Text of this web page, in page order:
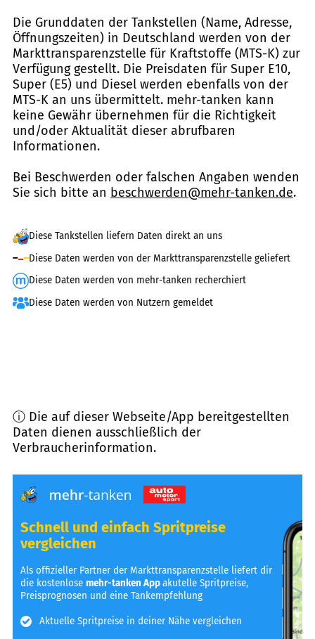
Die Grunddaten der Tankstellen (Name, Adresse,
Öffnungszeiten) in Deutschland werden von der
Markttransparenzstelle für Kraftstoffe (MTS-K) zur
Verfügung gestellt. Die Preisdaten für Super E10,
Super (E5) und Diesel werden ebenfalls von der
MTS-K an uns übermittelt. mehr-tanken kann
keine Gewähr übernehmen für die Richtigkeit
und/oder Aktualität dieser abrufbaren
Informationen.
Bei Beschwerden oder falschen Angaben wenden
Sie sich bitte an beschwerden@mehr-tanken.de.
Diese Tankstellen liefern Daten direkt an uns
Diese Daten werden von der Markttransparenzstelle geliefert
Diese Daten werden von mehr-tanken recherchiert
Diese Daten werden von Nutzern gemeldet
ⓘ Die auf dieser Webseite/App bereitgestellten
Daten dienen ausschließlich der
Verbraucherinformation.
Schnell und einfach Spritpreise
vergleichen
Als offizieller Partner der Markttransparenzstelle liefert dir
die kostenlosemehr-tanken Appakutelle Spritpreise,
Preisprognosen und eine Tankempfehlung
Aktuelle Spritpreise in deiner Nähe vergleichen